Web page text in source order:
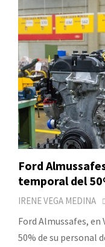
Ford
temporal del
IRENE VEGA MEDINA
Ford Almussafes,
50% de su personal